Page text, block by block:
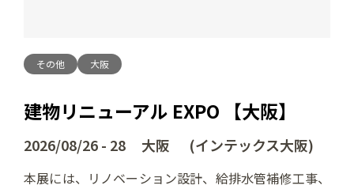
その他 大阪
建物リニューアル EXPO 【大阪】
2026/08/26 - 28 大阪 (インテックス大阪)
本展には、リノベーション設計、給排水管補修工事、